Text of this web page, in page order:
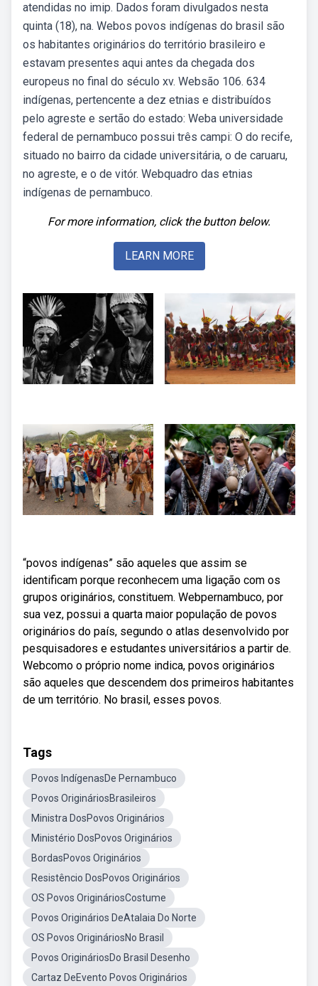
atendidas no imip. Dados foram divulgados nesta
quinta (18), na. Webos povos indígenas do brasil são
os habitantes originários do território brasileiro e
estavam presentes aqui antes da chegada dos
europeus no final do século xv. Websão 106. 634
indígenas, pertencente a dez etnias e distribuídos
pelo agreste e sertão do estado: Weba universidade
federal de pernambuco possui três campi: O do recife,
situado no bairro da cidade universitária, o de caruaru,
no agreste, e o de vitór. Webquadro das etnias
indígenas de pernambuco.
For more information, click the button below.
LEARN MORE
“povos indígenas” são aqueles que assim se
identificam porque reconhecem uma ligação com os
grupos originários, constituem. Webpernambuco, por
sua vez, possui a quarta maior população de povos
originários do país, segundo o atlas desenvolvido por
pesquisadores e estudantes universitários a partir de.
Webcomo o próprio nome indica, povos originários
são aqueles que descendem dos primeiros habitantes
de um território. No brasil, esses povos.
Tags
Povos IndígenasDe Pernambuco
Povos OrigináriosBrasileiros
Ministra DosPovos Originários
Ministério DosPovos Originários
BordasPovos Originários
Resistêncio DosPovos Originários
OS Povos OrigináriosCostume
Povos Originários DeAtalaia Do Norte
OS Povos OrigináriosNo Brasil
Povos OrigináriosDo Brasil Desenho
Cartaz DeEvento Povos Originários